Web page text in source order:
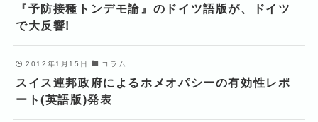
『予防接種トンデモ論』のドイツ語版が、ドイツ
で大反響!
2012年1月15日 コラム
スイス連邦政府によるホメオパシーの有効性レポ
ート(英語版)発表